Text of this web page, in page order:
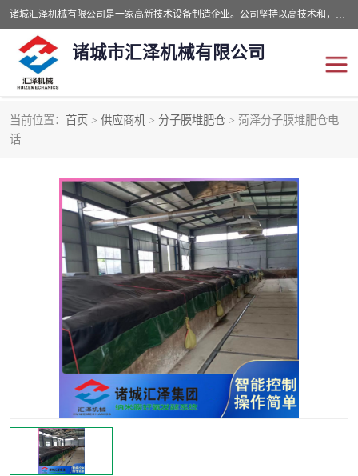
诸城汇泽机械有限公司是一家高新技术设备制造企业。公司坚持以高技术和，高服务于用户，以的环保机械制造设备赢的用户的信赖。现在主要生产死亡畜禽无害化处理和立式和卧式有机肥设备，搅拌机，烘干机，高温发酵机等。污水处理设备，固液分离机。气浮机，化制机等。公司秉承品质，用户至上，科技创新的经营理。
诸城市汇泽机械有限公司
当前位置： 首页 > 供应商机 > 分子膜堆肥仓 > 菏泽分子膜堆肥仓电
话
鸡粪发酵机 有机肥设备
纳米膜好氧发酵堆肥机 粪污烘干酶体机
膜式堆肥机 纳米膜发酵
膜式发酵仓 分子膜堆肥仓
分子膜发酵堆肥设备